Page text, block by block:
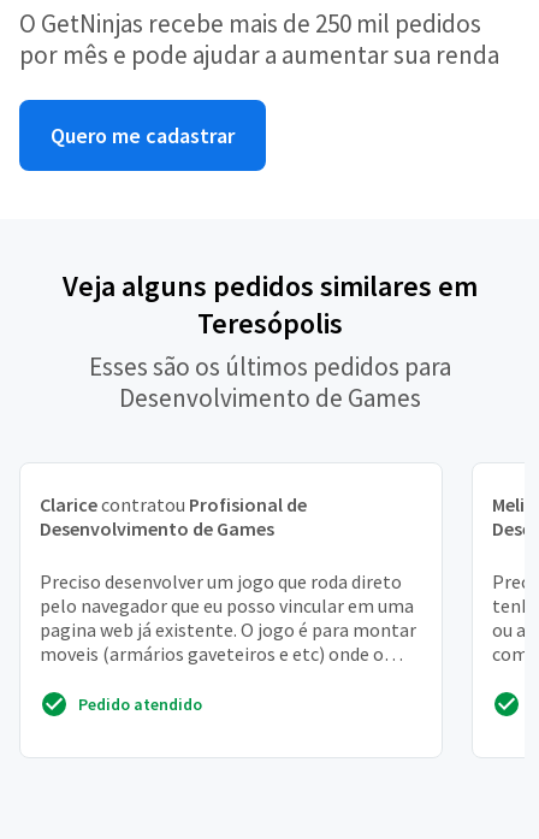
O GetNinjas recebe mais de 250 mil pedidos
por mês e pode ajudar a aumentar sua renda
Quero me cadastrar
Veja alguns pedidos similares em
Teresópolis
Esses são os últimos pedidos para
Desenvolvimento de Games
Claricecontratou Profisional de
Desenvolvimento de Games
Preciso desenvolver um jogo que roda direto
pelo navegador que eu posso vincular em uma
pagina web já existente. O jogo é para montar
moveis (armários gaveteiros e etc) onde o
Pedido atendido
ou
com